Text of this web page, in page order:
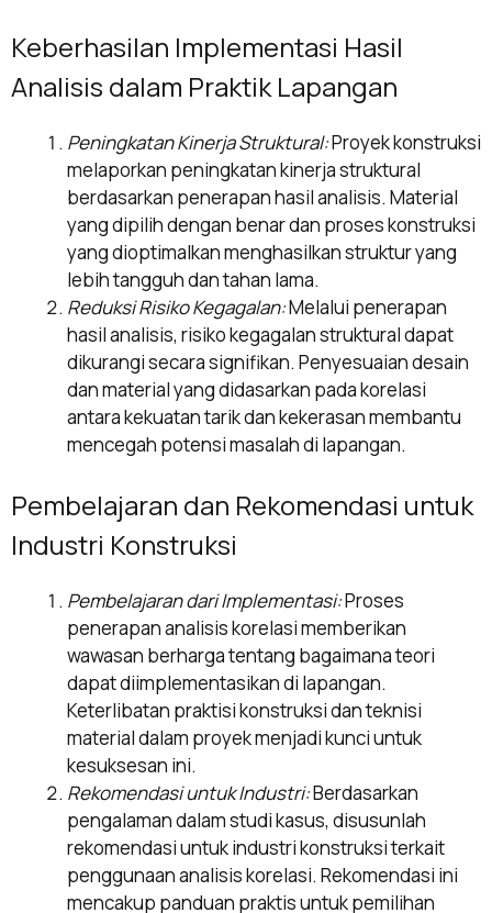
Keberhasilan Implementasi Hasil
Analisis dalam Praktik Lapangan
Peningkatan Kinerja Struktural:Proyek konstruksi
melaporkan peningkatan kinerja struktural
berdasarkan penerapan hasil analisis. Material
yang dipilih dengan benar dan proses konstruksi
yang dioptimalkan menghasilkan struktur yang
lebih tangguh dan tahan lama.
Reduksi Risiko Kegagalan:Melalui penerapan
hasil analisis, risiko kegagalan struktural dapat
dikurangi secara signifikan. Penyesuaian desain
dan material yang didasarkan pada korelasi
antara kekuatan tarik dan kekerasan membantu
mencegah potensi masalah di lapangan.
Pembelajaran dan Rekomendasi untuk
Industri Konstruksi
Pembelajaran dari Implementasi:Proses
penerapan analisis korelasi memberikan
wawasan berharga tentang bagaimana teori
dapat diimplementasikan di lapangan.
Keterlibatan praktisi konstruksi dan teknisi
material dalam proyek menjadi kunci untuk
kesuksesan ini.
Rekomendasi untuk Industri:Berdasarkan
pengalaman dalam studi kasus, disusunlah
rekomendasi untuk industri konstruksi terkait
penggunaan analisis korelasi. Rekomendasi ini
mencakup panduan praktis untuk pemilihan